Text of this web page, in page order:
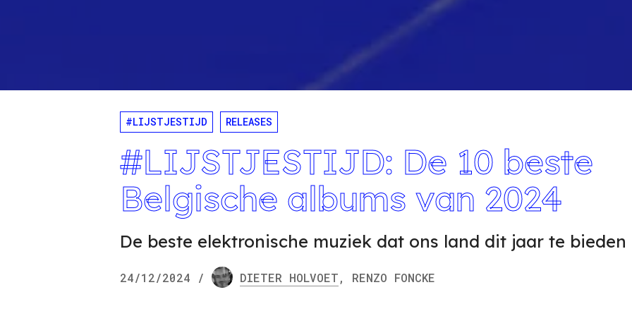
#LIJSTJESTIJD RELEASES
#LIJSTJESTIJD: De 10 beste
Belgische albums van 2024
De beste elektronische muziek dat ons land dit jaar te bieden
24/12/2024 / DIETER HOLVOET, RENZO FONCKE